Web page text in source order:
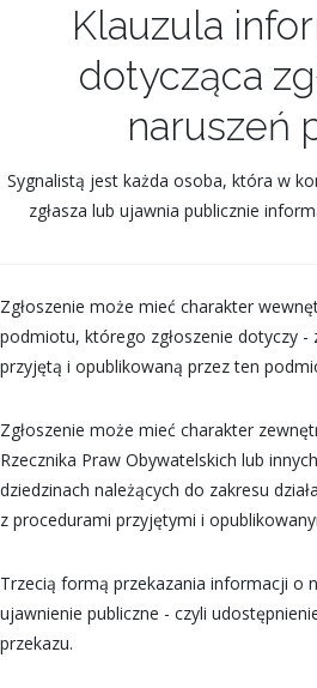
Klauzula
dotycząca
naruszeń
Sygnalistą jest każda osoba, która w
zgłasza lub ujawnia publicznie
Zgłoszenie może mieć charakter
podmiotu, którego zgłoszenie dotyczy -
przyjętą i opublikowaną przez ten
Zgłoszenie może mieć charakter
Rzecznika Praw Obywatelskich lub
dziedzinach należących do zakresu
z procedurami przyjętymi i
Trzecią formą przekazania informacji o
ujawnienie publiczne - czyli
przekazu.